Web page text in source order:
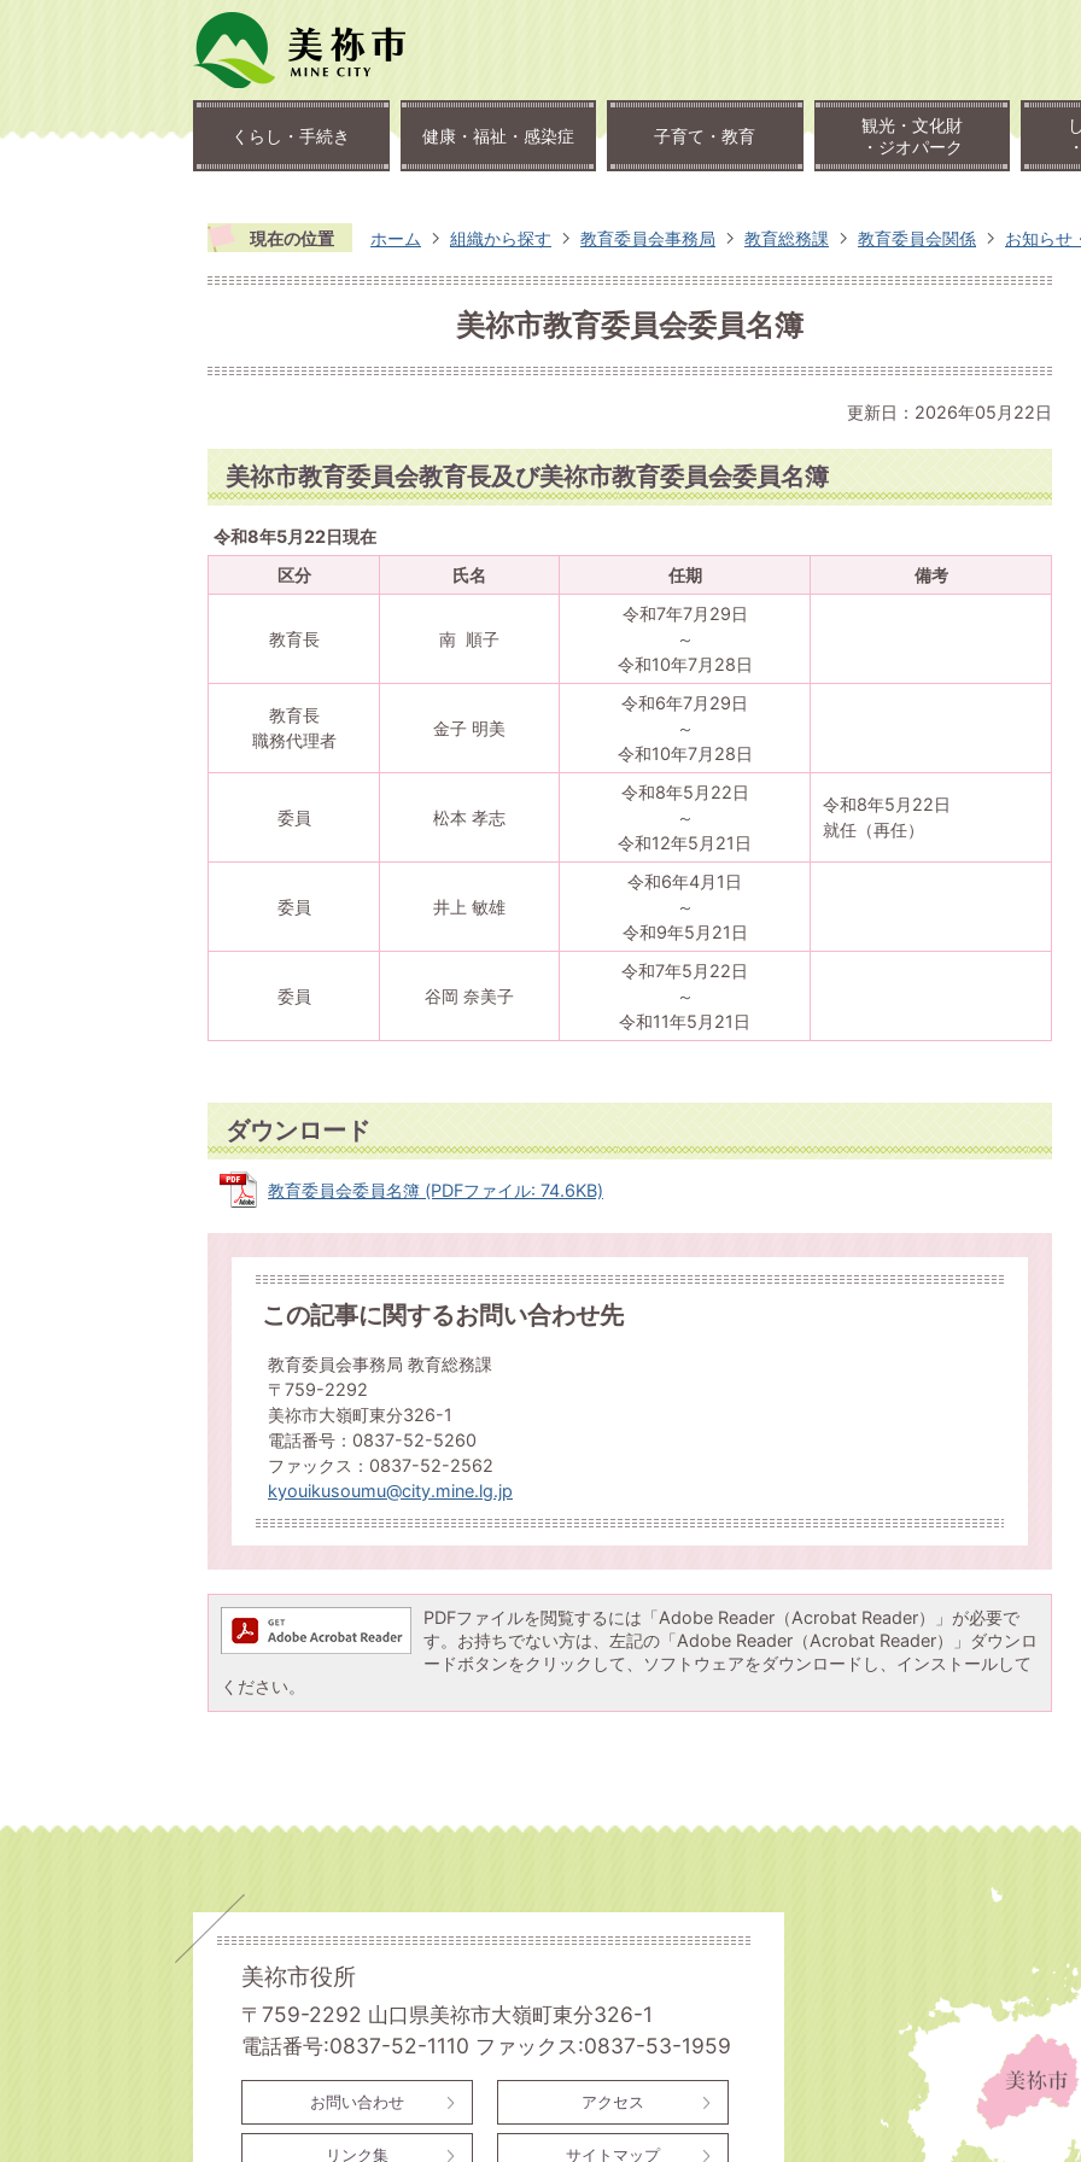
くらし・手続き 健康・福祉・感染症 子育て・教育
観光・文化財
・ジオパーク
現在の位置 ホーム 組織から探す 教育委員会事務局 教育総務課 教育委員会関係 お知らせ
美祢市教育委員会委員名簿
更新日：2026年05月22日
美祢市教育委員会教育長及び美祢市教育委員会委員名簿
令和8年5月22日現在
区分
氏名 任期 備考
教育長 南 順子
令和7年7月29日
～
令和10年7月28日
教育長
職務代理者
金子 明美
令和6年7月29日
～
令和10年7月28日
委員 松本 孝志
令和8年5月22日
～
令和12年5月21日
令和8年5月22日
就任（再任）
委員 井上 敏雄
令和6年4月1日
～
令和9年5月21日
委員 谷岡 奈美子
令和7年5月22日
～
令和11年5月21日
ダウンロード
教育委員会委員名簿 (PDFファイル: 74.6KB)
この記事に関するお問い合わせ先
教育委員会事務局 教育総務課
〒759-2292
美祢市大嶺町東分326-1
電話番号：0837-52-5260
ファックス：0837-52-2562
kyouikusoumu@city.mine.lg.jp
PDFファイルを閲覧するには「Adobe Reader（Acrobat Reader）」が必要で
す。お持ちでない方は、左記の「Adobe Reader（Acrobat Reader）」ダウンロ
ードボタンをクリックして、ソフトウェアをダウンロードし、インストールして
ください。
美祢市役所
〒759-2292 山口県美祢市大嶺町東分326-1
電話番号:0837-52-1110 ファックス:0837-53-1959
お問い合わせ アクセス
リンク集 サイトマップ